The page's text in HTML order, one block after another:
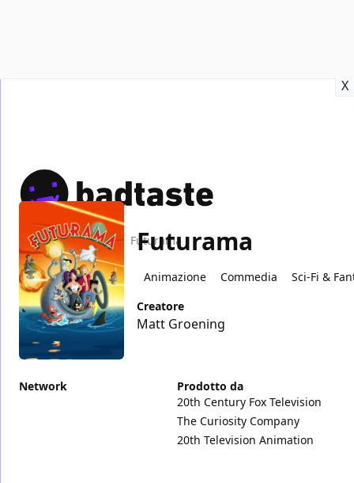
X
Home TV Futurama
Futurama
Animazione Commedia
Sci-Fi &
Creatore
Matt Groening
Network
Prodotto da
20th Century Fox Television
The Curiosity Company
20th Television Animation